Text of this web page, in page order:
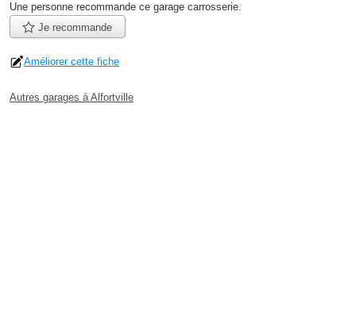
Une personne recommande ce garage carrosserie.
Je recommande
Améliorer cette fiche
Autres garages à Alfortville